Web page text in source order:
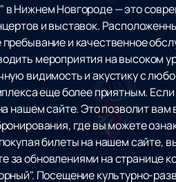
Нижнем Новгороде — это
и выставок.
и качественное
мероприятия на высоком
видимость и акустику с
еще более приятным.
нашем сайте. Это позволит
где вы можете
билеты на нашем сайте,
обновлениями на странице
Посещение культурно-